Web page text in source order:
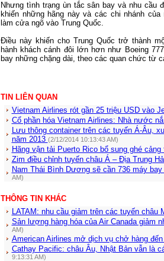
Nhưng tình trạng ùn tắc sân bay và nhu
khiến những hãng này và các chi nhánh
làm cửa ngõ vào Trung Quốc.
Điều này khiến cho Trung Quốc trở thành
hành khách cánh đôi lớn hơn như Boeing
bay những chặng dài, theo các quan chức từ
TIN LIÊN QUAN
Vietnam Airlines rót gần 25 triệu USD vào
Cổ phần hóa Vietnam Airlines: Nhà nước
Lưu thông container trên các tuyến Á-Âu,
năm 2013 (2/12/2014 10:13:43 AM)
Hãng vận tải Puerto Rico bổ sung ghé
Zim điều chỉnh tuyến châu Á – Địa Trung
Nam Thái Bình Dương sẽ cần 736 máy
AM)
THÔNG TIN KHÁC
LATAM: nhu cầu giảm trên các tuyến châu
Sản lượng hàng hóa của Air Canada giảm
AM)
American Airlines mở dịch vụ chở hàng
Cathay Pacific: châu Âu, Nhật Bản vẫn là
9:13:31 AM)